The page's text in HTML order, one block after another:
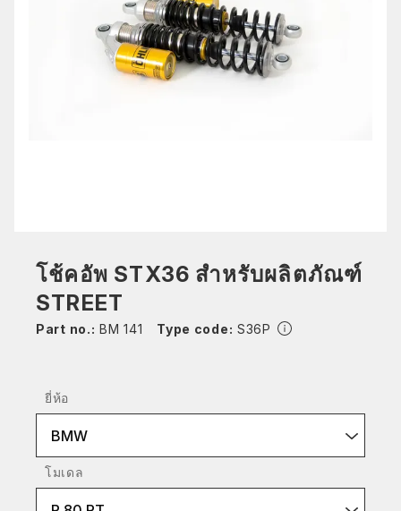
โช้คอัพ STX36 สำหรับผลิตภัณฑ์
STREET
Part no.: BM 141 Type code: S36P
ยี่ห้อ
BMW
โมเดล